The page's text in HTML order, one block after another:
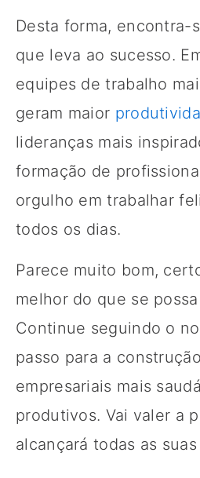
Desta forma, encontra-
que leva ao sucesso.
equipes de trabalho
geram maior
lideranças mais
formação de
orgulho em trabalhar
todos os dias.
Parece muito bom,
melhor do que se
Continue seguindo o
passo para a
empresariais mais
produtivos. Vai valer a
alcançará todas as